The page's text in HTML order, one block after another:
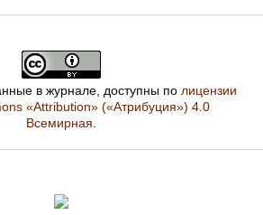
в журнале, доступны по лицензии
«Attribution» («Атрибуция») 4.0
Всемирная